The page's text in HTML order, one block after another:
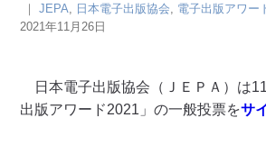
｜JEPA 日本電子出版協会
電子出版アワー
2021年11月26日
日本電子出版協会（ＪＥＰＡ）は
出版アワード2021」の一般投票をサ